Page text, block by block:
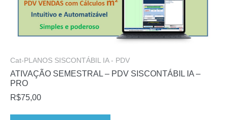
Cat-PLANOS SISCONTÁBIL IA - PDV
ATIVAÇÃO SEMESTRAL – PDV SISCONTÁBIL IA –
PRO
R$75,00